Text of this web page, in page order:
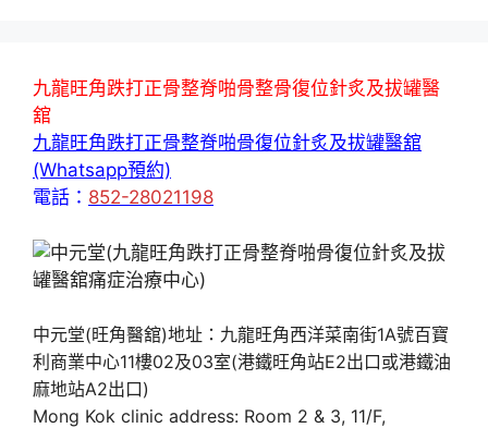
九龍旺角跌打正骨整脊啪骨整骨復位針炙及拔罐醫
舘
九龍旺角跌打正骨整脊啪骨復位針炙及拔罐醫舘
(Whatsapp預約)
電話： 852-28021198
中元堂(旺角醫舘)地址：九龍旺角西洋菜南街1A號百寶
利商業中心11樓02及03室(港鐵旺角站E2出口或港鐵油
麻地站A2出口)
Mong Kok clinic address: Room 2 & 3, 11/F,